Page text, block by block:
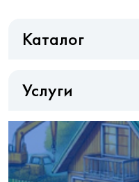
Каталог
Услуги